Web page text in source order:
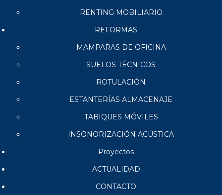
RENTING MOBILIARIO
REFORMAS
MAMPARAS DE OFICINA
SUELOS TÉCNICOS
ROTULACIÓN
ESTANTERÍAS ALMACENAJE
TABIQUES MÓVILES
INSONORIZACIÓN ACÚSTICA
Proyectos
ACTUALIDAD
CONTACTO